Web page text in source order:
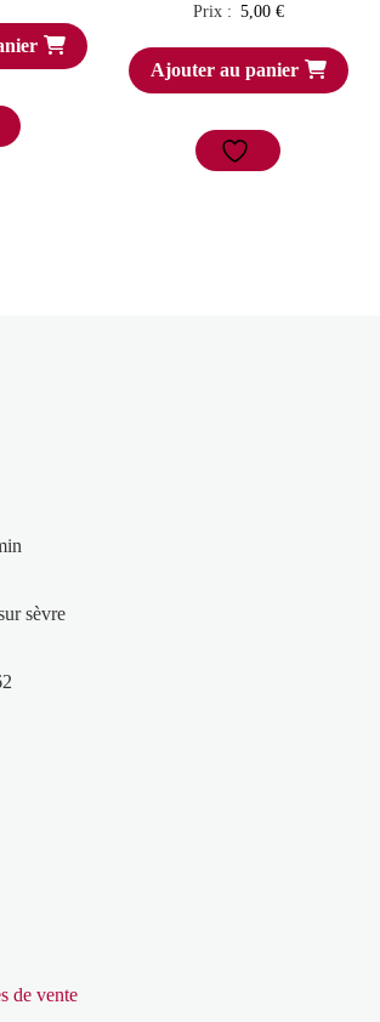
Prix : 5,00 €
Ajouter au panier
sèvre
de vente